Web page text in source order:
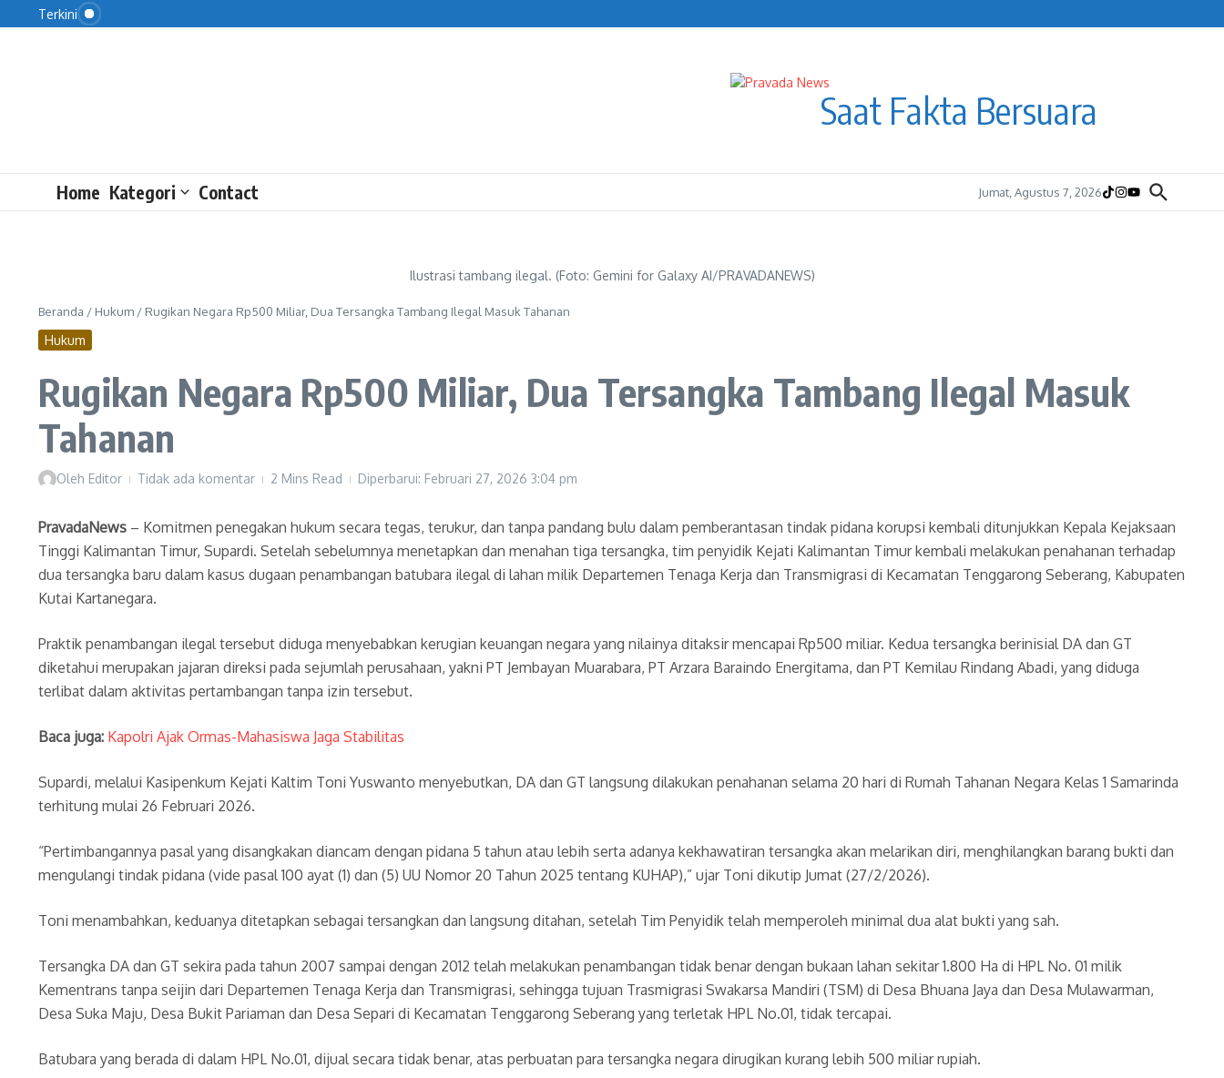
Lewati ke konten
Terkini
Saat Fakta Bersuara
Home Kategori Contact Jumat, Agustus 7, 2026
Ilustrasi tambang ilegal. (Foto: Gemini for Galaxy AI/PRAVADANEWS)
Beranda / Hukum / Rugikan Negara Rp500 Miliar, Dua Tersangka Tambang Ilegal Masuk Tahanan
Hukum
Rugikan Negara Rp500 Miliar, Dua Tersangka Tambang Ilegal Masuk
Tahanan
Oleh Editor Tidak ada komentar 2 Mins Read Diperbarui: Februari 27, 2026 3:04 pm
PravadaNews – Komitmen penegakan hukum secara tegas, terukur, dan tanpa pandang bulu dalam pemberantasan tindak pidana korupsi kembali ditunjukkan Kepala Kejaksaan
Tinggi Kalimantan Timur, Supardi. Setelah sebelumnya menetapkan dan menahan tiga tersangka, tim penyidik Kejati Kalimantan Timur kembali melakukan penahanan terhadap
dua tersangka baru dalam kasus dugaan penambangan batubara ilegal di lahan milik Departemen Tenaga Kerja dan Transmigrasi di Kecamatan Tenggarong Seberang, Kabupaten
Kutai Kartanegara.
Praktik penambangan ilegal tersebut diduga menyebabkan kerugian keuangan negara yang nilainya ditaksir mencapai Rp500 miliar. Kedua tersangka berinisial DA dan GT
diketahui merupakan jajaran direksi pada sejumlah perusahaan, yakni PT Jembayan Muarabara, PT Arzara Baraindo Energitama, dan PT Kemilau Rindang Abadi, yang diduga
terlibat dalam aktivitas pertambangan tanpa izin tersebut.
Baca juga: Kapolri Ajak Ormas-Mahasiswa Jaga Stabilitas
Supardi, melalui Kasipenkum Kejati Kaltim Toni Yuswanto menyebutkan, DA dan GT langsung dilakukan penahanan selama 20 hari di Rumah Tahanan Negara Kelas 1 Samarinda
terhitung mulai 26 Februari 2026.
“Pertimbangannya pasal yang disangkakan diancam dengan pidana 5 tahun atau lebih serta adanya kekhawatiran tersangka akan melarikan diri, menghilangkan barang bukti dan
mengulangi tindak pidana (vide pasal 100 ayat (1) dan (5) UU Nomor 20 Tahun 2025 tentang KUHAP),” ujar Toni dikutip Jumat (27/2/2026).
Toni menambahkan, keduanya ditetapkan sebagai tersangkan dan langsung ditahan, setelah Tim Penyidik telah memperoleh minimal dua alat bukti yang sah.
Tersangka DA dan GT sekira pada tahun 2007 sampai dengan 2012 telah melakukan penambangan tidak benar dengan bukaan lahan sekitar 1.800 Ha di HPL No. 01 milik
Kementrans tanpa seijin dari Departemen Tenaga Kerja dan Transmigrasi, sehingga tujuan Trasmigrasi Swakarsa Mandiri (TSM) di Desa Bhuana Jaya dan Desa Mulawarman,
Desa Suka Maju, Desa Bukit Pariaman dan Desa Separi di Kecamatan Tenggarong Seberang yang terletak HPL No.01, tidak tercapai.
Batubara yang berada di dalam HPL No.01, dijual secara tidak benar, atas perbuatan para tersangka negara dirugikan kurang lebih 500 miliar rupiah.